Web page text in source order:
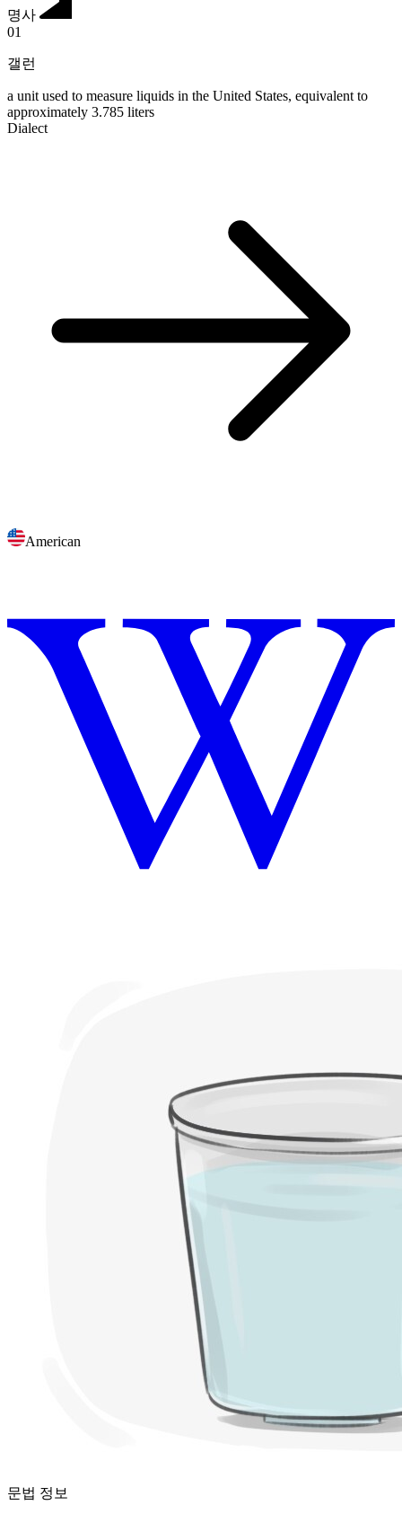
명사
01
갤런
a unit used to measure liquids in the United States, equivalent to
approximately 3.785 liters
Dialect
American
문법 정보